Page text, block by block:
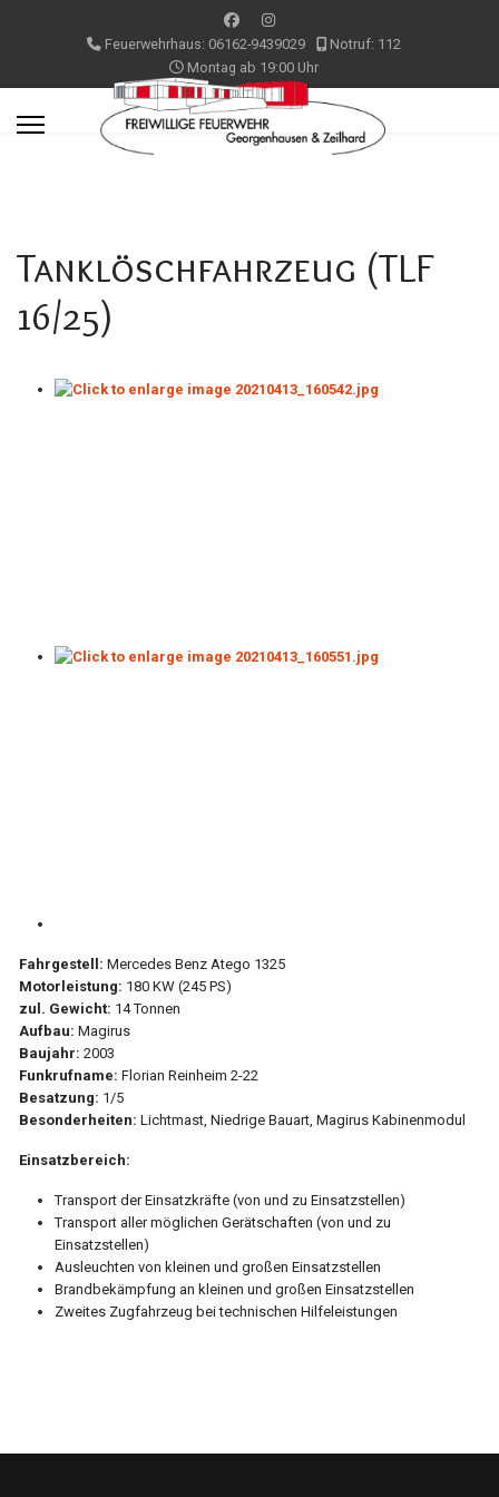
Feuerwehrhaus: 06162-9439029
Notruf: 112
Montag ab 19:00 Uhr
Tanklöschfahrzeug (TLF
16/25)
Fahrgestell: Mercedes Benz Atego 1325
Motorleistung: 180 KW (245 PS)
zul. Gewicht: 14 Tonnen
Aufbau: Magirus
Baujahr: 2003
Funkrufname: Florian Reinheim 2-22
Besatzung: 1/5
Besonderheiten: Lichtmast, Niedrige Bauart, Magirus Kabinenmodul
Einsatzbereich:
Transport der Einsatzkräfte (von und zu Einsatzstellen)
Transport aller möglichen Gerätschaften (von und zu
Einsatzstellen)
Ausleuchten von kleinen und großen Einsatzstellen
Brandbekämpfung an kleinen und großen Einsatzstellen
Zweites Zugfahrzeug bei technischen Hilfeleistungen